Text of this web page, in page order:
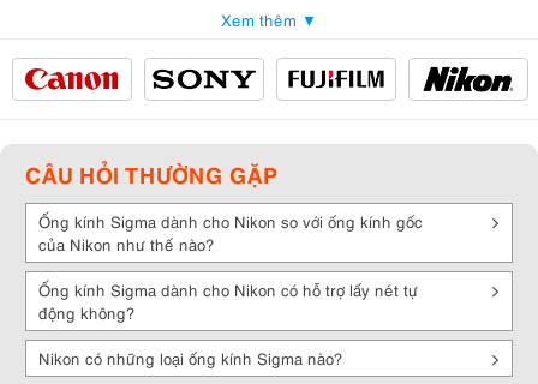
: Ống kính Sigma For Nikon thường được chế tạo với
các thấu kính chất lượng cao, giúp đảm bảo độ sắc nét và chi tiết ảnh
tốt, đặc biệt là trong điều kiện ánh sáng yếu.
Khả năng chống rung vượt trội : Một số ống kính Sigma For Nikon
được trang bị công nghệ ổn định hình ảnh (IS) tiên tiến, giúp loại bỏ
hiện tượng rung lắc và giữ cho hình ảnh luôn sắc nét, đặc biệt trong
điều kiện ánh sáng yếu hoặc khi sử dụng khẩu độ lớn.
Thiết kế chống thấm nước và bụi: Cácống kính SigmaFor Nikon
được thiết kế chống thấm nước và bụi, giúp bạn tự tin sử dụng ống
kính trong mọi điều kiện thời tiết. Điều này thật sự hữu ích khi bạn
muốn khám phá và chụp ảnh ở nơi hoang dã hoặc trong điều kiện môi
trường khắc nghiệt.
Động cơ tự động lấy nét nhanh chóng: Sigma cung cấp nhiều ống
kính For Nikon có hệ thống lấy nét tự động nhanh và chính xác, đặc
biệt phù hợp cho chụp đối tượng chuyển động nhanh hoặc thể thao.
Xem thêm ▼
CÂU HỎI THƯỜNG GẶP
Ống kính Sigma dành cho Nikon so với ống kính gốc
của Nikon như thế nào?
Ống kính Sigma dành cho Nikon có hỗ trợ lấy nét tự
động không?
Nikon có những loại ống kính Sigma nào?